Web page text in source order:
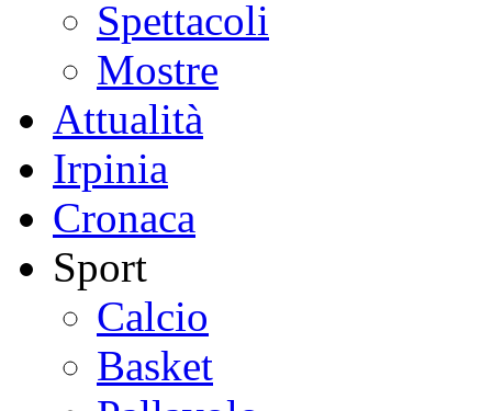
Spettacoli
Mostre
Attualità
Irpinia
Cronaca
Sport
Calcio
Basket